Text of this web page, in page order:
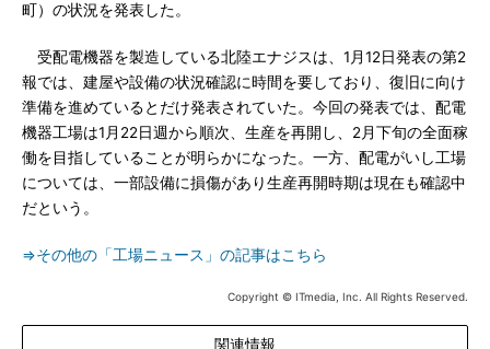
町）の状況を発表した。
受配電機器を製造している北陸エナジスは、1月12日発表の第2
報では、建屋や設備の状況確認に時間を要しており、復旧に向け
準備を進めているとだけ発表されていた。今回の発表では、配電
機器工場は1月22日週から順次、生産を再開し、2月下旬の全面稼
働を目指していることが明らかになった。一方、配電がいし工場
については、一部設備に損傷があり生産再開時期は現在も確認中
だという。
⇒その他の「工場ニュース」の記事はこちら
Copyright © ITmedia, Inc. All Rights Reserved.
関連情報